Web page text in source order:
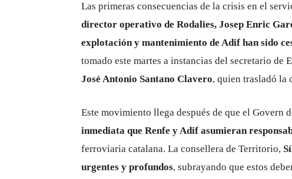
Las primeras consecuencias de la crisis en el
director operativo de Rodalies, Josep Enric
explotación y mantenimiento de Adif han sido
tomado este martes a instancias del secretario
José Antonio Santano Clavero, quien trasladó la
Este movimiento llega después de que el Govern
inmediata que Renfe y Adif asumieran
ferroviaria catalana. La consellera de Territorio,
urgentes y profundos, subrayando que estos